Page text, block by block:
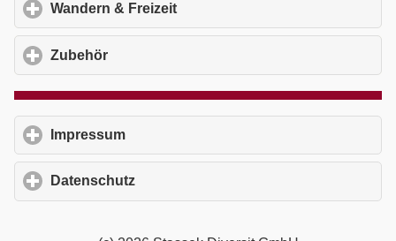
Wandern & Freizeit
Zubehör
Impressum
Datenschutz